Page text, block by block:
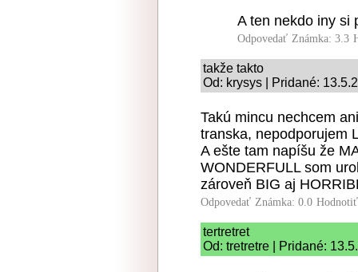
A ten nekdo iny si
Odpovedať Známka: 3.3
takže takto
Od: krysys | Pridané:
Takú mincu nechcem
transka, nepodporujem
A ešte tam napíšu že
WONDERFULL som
zároveň BIG aj
Odpovedať Známka: 0.0
tertretret
Od: tretretre | Pridané: